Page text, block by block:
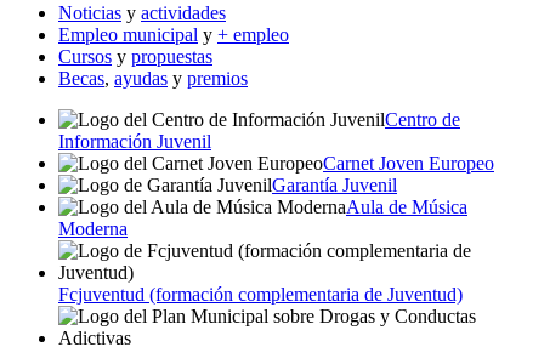
Noticias y actividades
Empleo municipal y + empleo
Cursos y propuestas
Becas, ayudas y premios
Centro de
Información Juvenil
Carnet Joven Europeo
Garantía Juvenil
Aula de Música
Moderna
Fcjuventud (formación complementaria de Juventud)